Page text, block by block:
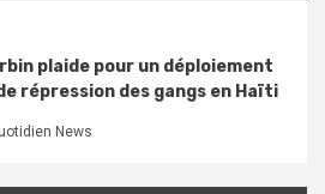
plaide pour un déploiement
répression des gangs en Haïti
News